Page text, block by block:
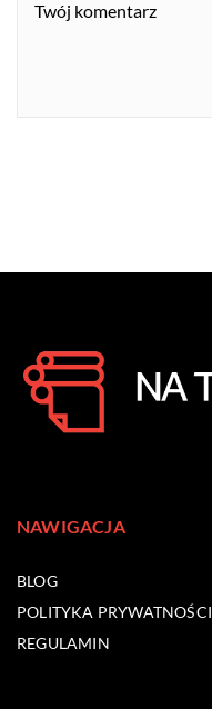
NAWIGACJA
BLOG
POLITYKA PRYWATNOŚCI
REGULAMIN